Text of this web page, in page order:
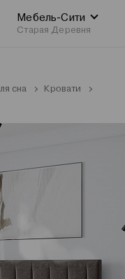
Мебель-Сити
Старая Деревня
сна
Кровати